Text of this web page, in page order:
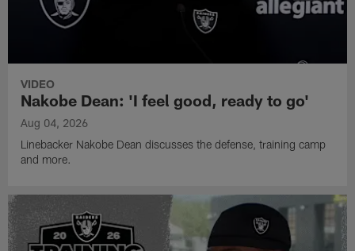
VIDEO
Nakobe Dean: 'I feel good, ready to go'
Aug 04, 2026
Linebacker Nakobe Dean discusses the defense, training camp
and more.